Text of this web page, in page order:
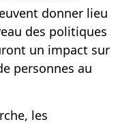
donner lieu
des politiques
un impact sur
personnes au
les